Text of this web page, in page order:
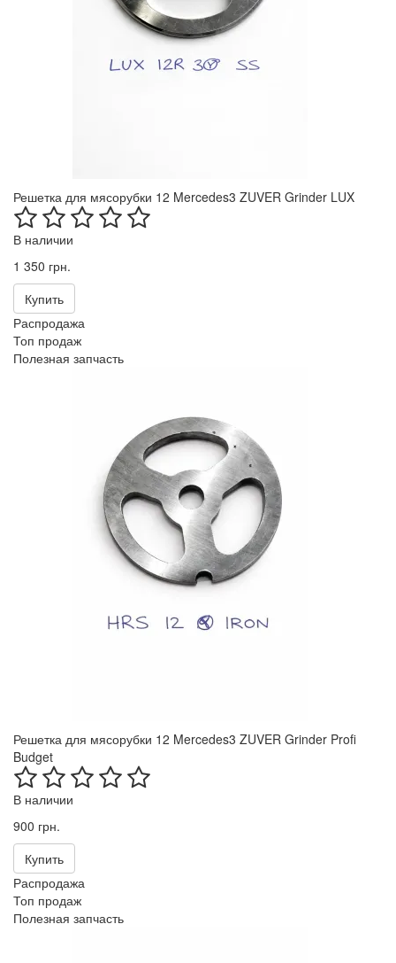
Решетка для мясорубки 12 Mercedes3 ZUVER Grinder LUX
В наличии
1 350 грн.
Купить
Распродажа
Топ продаж
Полезная запчасть
Решетка для мясорубки 12 Mercedes3 ZUVER Grinder Profi
Budget
В наличии
900 грн.
Купить
Распродажа
Топ продаж
Полезная запчасть